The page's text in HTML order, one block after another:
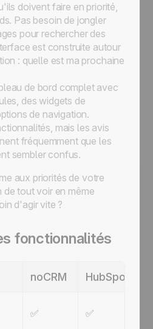
doivent faire en priorité,
Pas besoin de jongler
pour rechercher des
est construite autour
: quelle est ma prochaine
de bord complet avec
des widgets de
de navigation.
mais les avis
fréquemment que les
sembler confus.
aux priorités de votre
de tout voir en même
d'agir vite ?
fonctionnalités
noCRM HubSpot
✅ ✅